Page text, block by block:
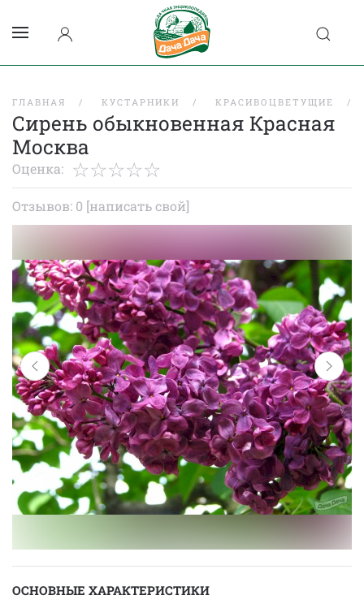
ГЛАВНАЯ КУСТАРНИКИ КРАСИВОЦВЕТУЩИЕ
Сирень обыкновенная Красная
Москва
Оценка:
Отзывов: 0 [написать свой]
ОСНОВНЫЕ ХАРАКТЕРИСТИКИ